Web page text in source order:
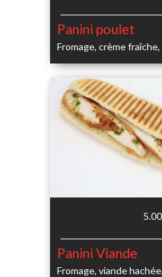
Panini poulet
Fromage, crème
Panini Viande
Fromage, viande